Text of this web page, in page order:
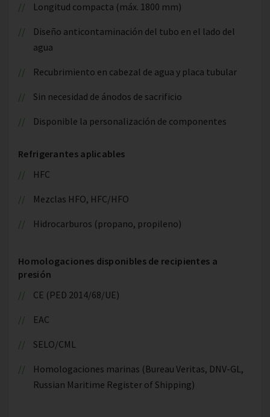
Longitud compacta (máx. 1800 mm)
Diseño anticontaminación del tubo en el lado del
agua
Recubrimiento en cabezal de agua y placa tubular
Sin necesidad de ánodos de sacrificio
Disponible la personalización de componentes
Refrigerantes aplicables
HFC
Mezclas HFO, HFC/HFO
Hidrocarburos (propano, propileno)
Homologaciones disponibles de recipientes a
presión
CE (PED 2014/68/UE)
EAC
SELO/CML
Homologaciones marinas (Bureau Veritas, DNV-GL,
Russian Maritime Register of Shipping)